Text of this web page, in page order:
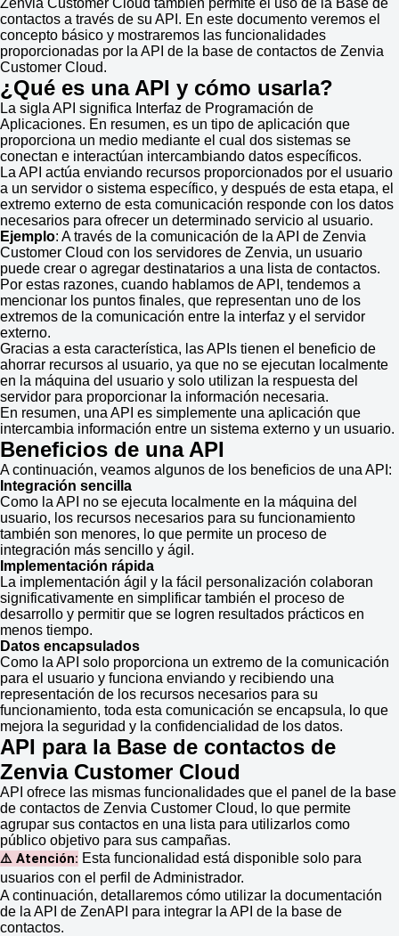
Zenvia Customer Cloud también permite el uso de la Base de
contactos a través de su API. En este documento veremos el
concepto básico y mostraremos las funcionalidades
proporcionadas por la API de la base de contactos de Zenvia
Customer Cloud.
¿Qué es una API y cómo usarla?
La sigla API significa Interfaz de Programación de
Aplicaciones. En resumen, es un tipo de aplicación que
proporciona un medio mediante el cual dos sistemas se
conectan e interactúan intercambiando datos específicos.
La API actúa enviando recursos proporcionados por el usuario
a un servidor o sistema específico, y después de esta etapa, el
extremo externo de esta comunicación responde con los datos
necesarios para ofrecer un determinado servicio al usuario.
Ejemplo: A través de la comunicación de la API de Zenvia
Customer Cloud con los servidores de Zenvia, un usuario
puede crear o agregar destinatarios a una lista de contactos.
Por estas razones, cuando hablamos de API, tendemos a
mencionar los puntos finales, que representan uno de los
extremos de la comunicación entre la interfaz y el servidor
externo.
Gracias a esta característica, las APIs tienen el beneficio de
ahorrar recursos al usuario, ya que no se ejecutan localmente
en la máquina del usuario y solo utilizan la respuesta del
servidor para proporcionar la información necesaria.
En resumen, una API es simplemente una aplicación que
intercambia información entre un sistema externo y un usuario.
Beneficios de una API
A continuación, veamos algunos de los beneficios de una API:
Integración sencilla
Como la API no se ejecuta localmente en la máquina del
usuario, los recursos necesarios para su funcionamiento
también son menores, lo que permite un proceso de
integración más sencillo y ágil.
Implementación rápida
La implementación ágil y la fácil personalización colaboran
significativamente en simplificar también el proceso de
desarrollo y permitir que se logren resultados prácticos en
menos tiempo.
Datos encapsulados
Como la API solo proporciona un extremo de la comunicación
para el usuario y funciona enviando y recibiendo una
representación de los recursos necesarios para su
funcionamiento, toda esta comunicación se encapsula, lo que
mejora la seguridad y la confidencialidad de los datos.
API para la Base de contactos de
Zenvia Customer Cloud
API ofrece las mismas funcionalidades que el panel de la base
de contactos de Zenvia Customer Cloud, lo que permite
agrupar sus contactos en una lista para utilizarlos como
público objetivo para sus campañas.
⚠️ Atención: Esta funcionalidad está disponible solo para
usuarios con el perfil de Administrador.
A continuación, detallaremos cómo utilizar la documentación
de la API de ZenAPI para integrar la API de la base de
contactos.